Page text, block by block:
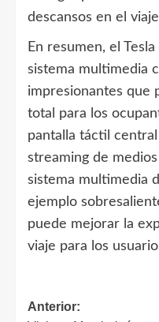
descansos en el
En resumen, el
sistema multimedia
impresionantes que
total para los
pantalla táctil
streaming de
sistema multimedia
ejemplo
puede mejorar la
viaje para los
Navegación
Anterior: